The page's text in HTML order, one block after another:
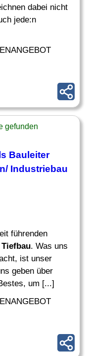
dabei nicht
jede:n
gefunden
Bauleiter
Industriebau
führenden
Tiefbau. Was uns
ist unser
geben über
um [...]